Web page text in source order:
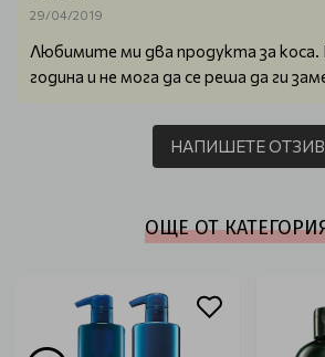
29/04/2019
Любимите ми два продукта за коса.
година и не мога да се реша да ги
НАПИШЕТЕ ОТЗИВ
ОЩЕ ОТ